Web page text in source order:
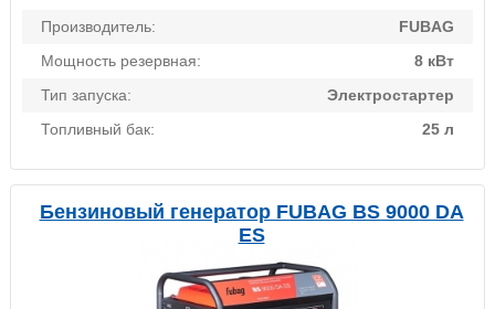
Производитель:
FUBAG
Мощность резервная:
8 кВт
Тип запуска:
Электростартер
Топливный бак:
25 л
Бензиновый генератор FUBAG BS 9000 DA
ES